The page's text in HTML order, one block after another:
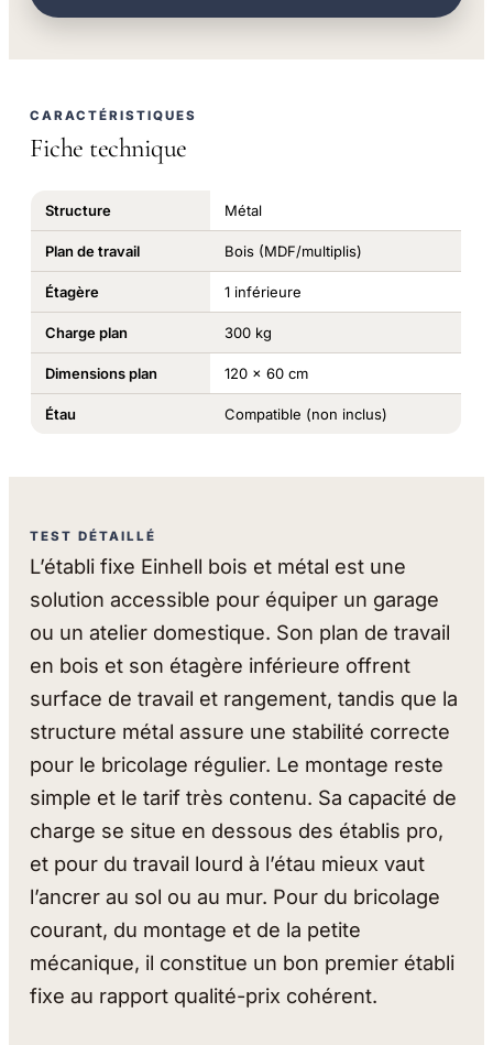
CARACTÉRISTIQUES
Fiche technique
Structure Métal
Plan de travail Bois (MDF/multiplis)
Étagère 1 inférieure
Charge plan 300 kg
Dimensions plan 120 x 60 cm
Étau Compatible (non inclus)
TEST DÉTAILLÉ
L’établi fixe Einhell bois et métal est une
solution accessible pour équiper un garage
ou un atelier domestique. Son plan de travail
en bois et son étagère inférieure offrent
surface de travail et rangement, tandis que la
structure métal assure une stabilité correcte
pour le bricolage régulier. Le montage reste
simple et le tarif très contenu. Sa capacité de
charge se situe en dessous des établis pro,
et pour du travail lourd à l’étau mieux vaut
l’ancrer au sol ou au mur. Pour du bricolage
courant, du montage et de la petite
mécanique, il constitue un bon premier établi
fixe au rapport qualité-prix cohérent.